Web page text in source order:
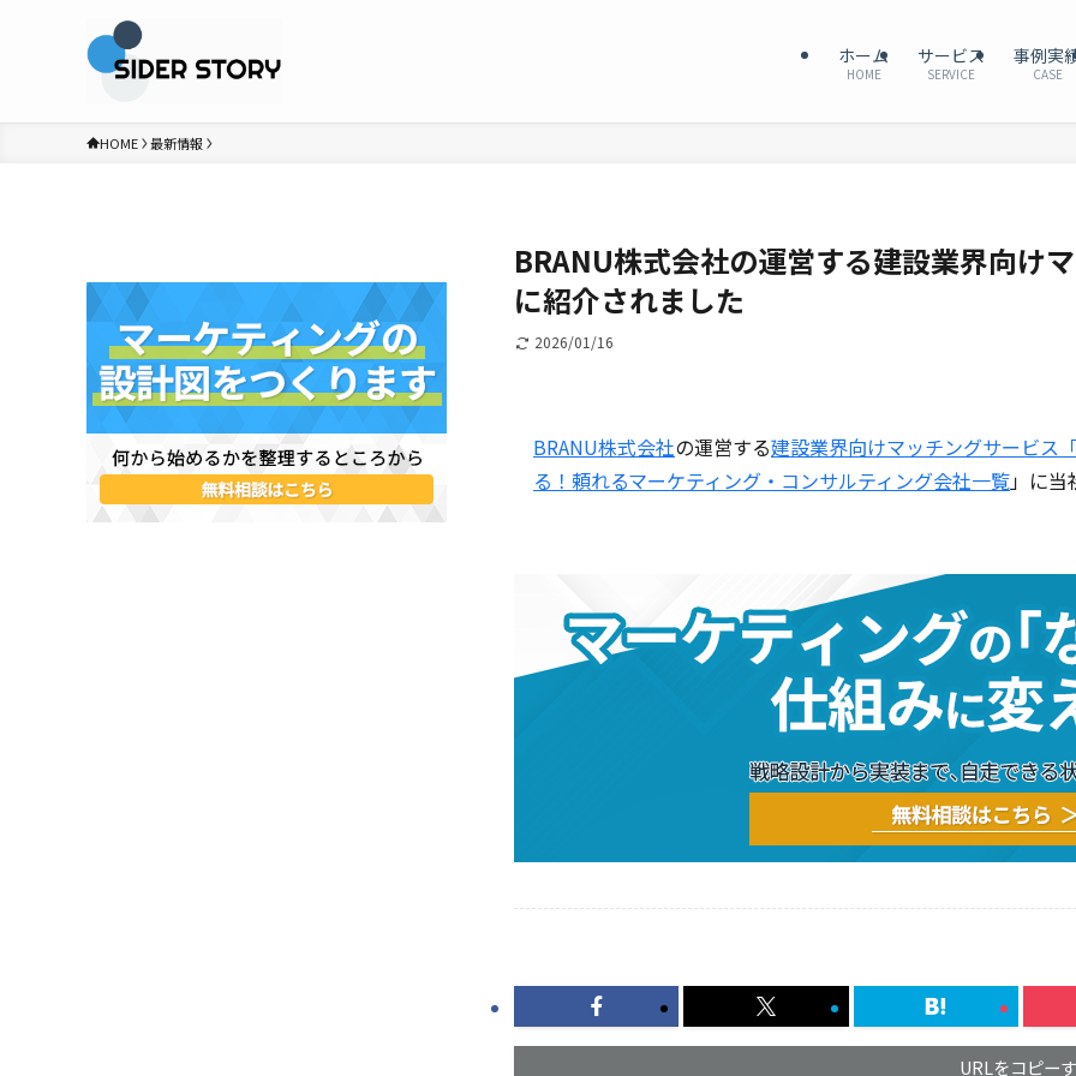
ホーム
HOME
サービス
SERVICE
事例実
CASE
HOME 最新情報
BRANU株式会社の運営する建設業界向け
に紹介されました
2026/01/16
BRANU株式会社の運営する建設業界向けマッチングサービス
る！頼れるマーケティング・コンサルティング会社一覧」に当
URLをコピー